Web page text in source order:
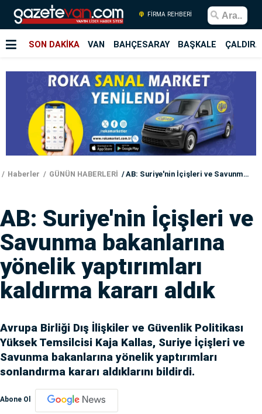
FİRMA REHBERİ
SON DAKİKA VAN BAHÇESARAY BAŞKALE
Haberler GÜNÜN HABERLERİ AB: Suriye'nin İçişleri ve Savunma bakanlarına yönelik yaptırımları kaldırma kararı aldık
AB: Suriye'nin İçişleri ve
Savunma bakanlarına
yönelik yaptırımları
kaldırma kararı aldık
Avrupa Birliği Dış İlişkiler ve Güvenlik Politikası
Yüksek Temsilcisi Kaja Kallas, Suriye İçişleri ve
Savunma bakanlarına yönelik yaptırımları
sonlandırma kararı aldıklarını bildirdi.
Abone Ol